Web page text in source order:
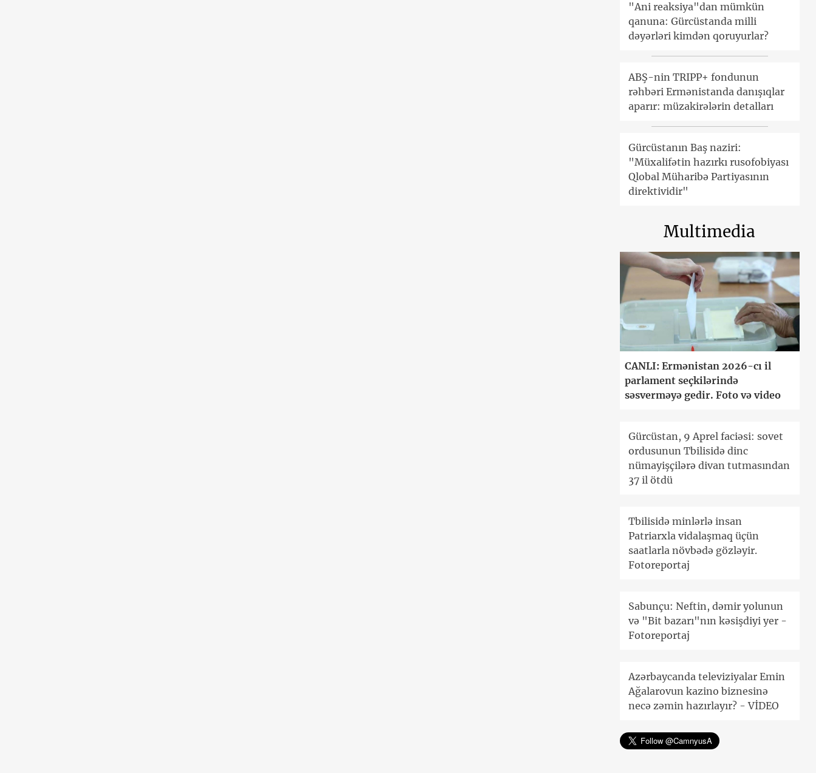
"Ani reaksiya"dan mümkün
qanuna: Gürcüstanda milli
dəyərləri kimdən qoruyurlar?
ABŞ-nin TRIPP+ fondunun
rəhbəri Ermənistanda danışıqlar
aparır: müzakirələrin detalları
Gürcüstanın Baş naziri:
"Müxalifətin hazırkı rusofobiyası
Qlobal Müharibə Partiyasının
direktividir"
Multimedia
CANLI: Ermənistan 2026-cı il
parlament seçkilərində
səsverməyə gedir. Foto və video
Gürcüstan, 9 Aprel faciəsi: sovet
ordusunun Tbilisidə dinc
nümayişçilərə divan tutmasından
37 il ötdü
Tbilisidə minlərlə insan
Patriarxla vidalaşmaq üçün
saatlarla növbədə gözləyir.
Fotoreportaj
Sabunçu: Neftin, dəmir yolunun
və "Bit bazarı"nın kəsişdiyi yer -
Fotoreportaj
Azərbaycanda televiziyalar Emin
Ağalarovun kazino biznesinə
necə zəmin hazırlayır? - VİDEO